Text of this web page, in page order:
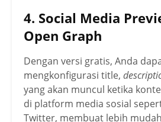
4. Social Media
Open Graph
Dengan versi gratis, Anda
mengkonfigurasi title,
yang akan muncul ketika
di platform media sosial
Twitter, membuat lebih